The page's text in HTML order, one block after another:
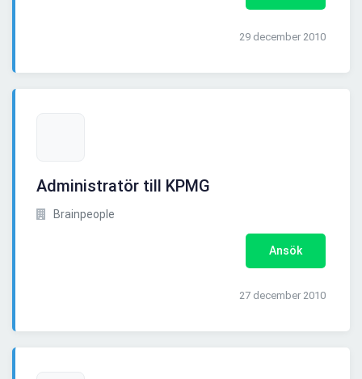
29 december 2010
Administratör till KPMG
Brainpeople
Ansök
27 december 2010